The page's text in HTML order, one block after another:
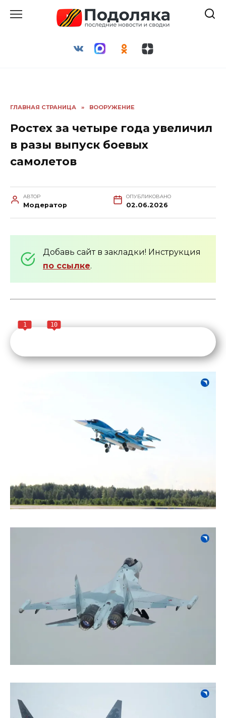
ГЛАВНАЯ СТРАНИЦА » ВООРУЖЕНИЕ
Ростех за четыре года увеличил
в разы выпуск боевых
самолетов
АВТОР
Модератор
ОПУБЛИКОВАНО
02.06.2026
Добавь сайт в закладки! Инструкция
по ссылке.
1 10